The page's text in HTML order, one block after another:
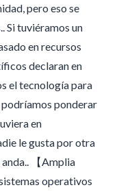
pero eso se
Si tuviéramos un
en recursos
declaran en
el tecnología para
ponderar
en
le gusta por otra
【Amplia
operativos